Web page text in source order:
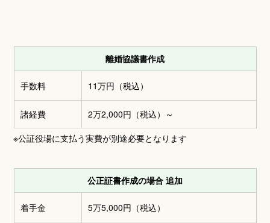
離婚協議書作成
手数料 11万円 （税込）
諸経費 2万2,000円 （税込）～
※公証役場に支払う実費が別途必要となります
公正証書作成の場合 追加
着手金 5万5,000円 （税込）